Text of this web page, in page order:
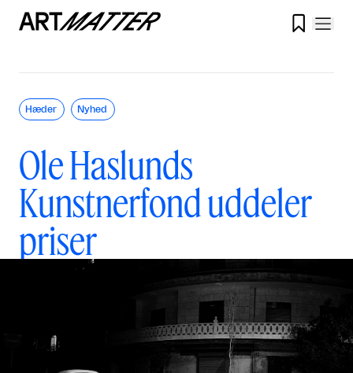

Ole Haslunds
Kunstnerfond uddeler
priser
Hæder Nyhed